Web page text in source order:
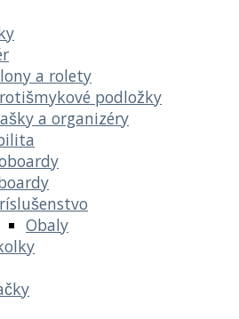
a rolety
podložky
a organizéry
Obaly